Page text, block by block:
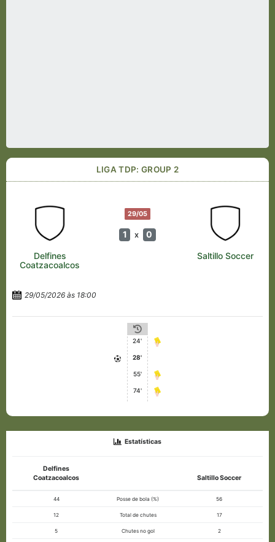
LIGA TDP: GROUP 2
29/05
1 x 0
Delfines
Coatzacoalcos
Saltillo Soccer
29/05/2026 às 18:00
24'
28'
55'
74'
Estatísticas
Delfines
Coatzacoalcos
Saltillo Soccer
44 Posse de bola (%) 56
12 Total de chutes 17
5 Chutes no gol 2